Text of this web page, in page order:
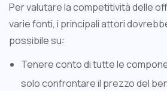
Per valutare la competitività delle
varie fonti, i principali attori
possibile su:
Tenere conto di tutte le
solo confrontare il prezzo del